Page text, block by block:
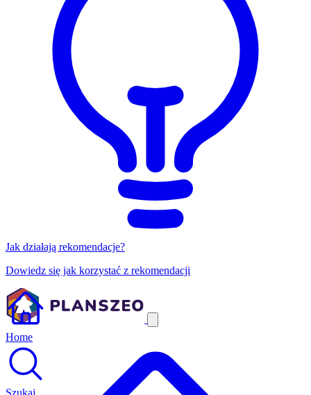
Jak działają rekomendacje?
Dowiedz się jak korzystać z rekomendacji
Home
Szukaj